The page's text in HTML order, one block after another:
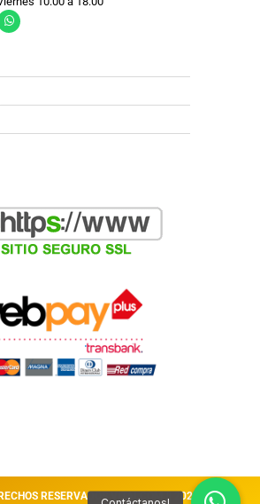
RESERVADOS VITALCOM || 2026